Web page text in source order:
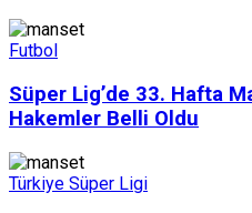
Futbol
Süper Lig’de 33. Hafta
Hakemler Belli Oldu
Türkiye Süper Ligi